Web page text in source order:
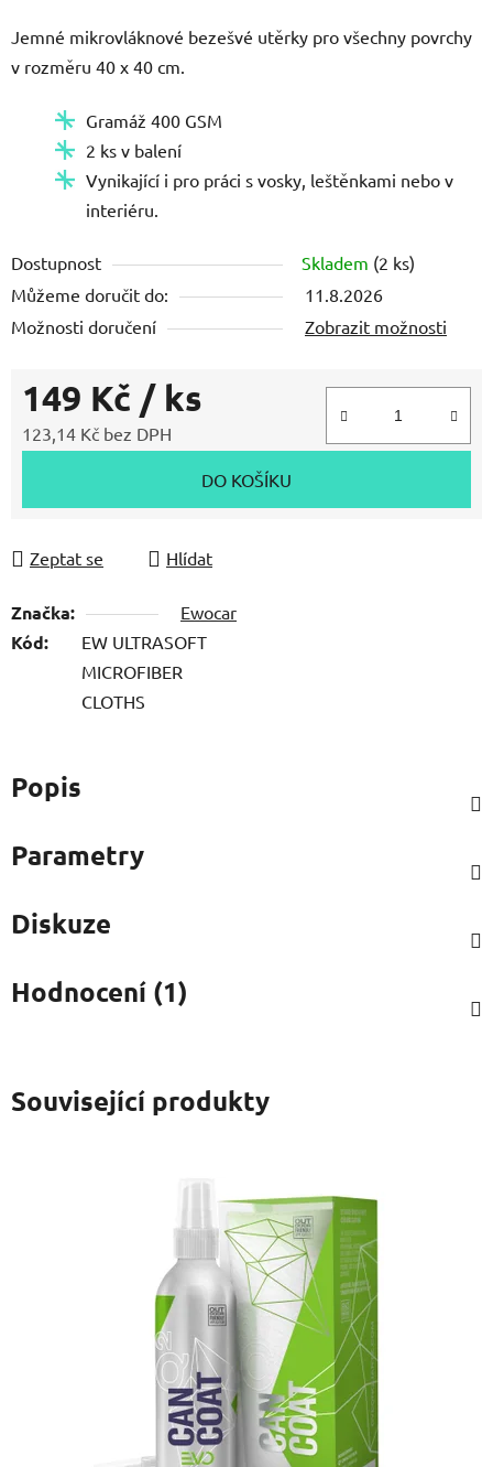
Jemné mikrovláknové bezešvé utěrky pro všechny povrchy
v rozměru 40 x 40 cm.
Gramáž 400 GSM
2 ks v balení
Vynikající i pro práci s vosky, leštěnkami nebo v
interiéru.
Dostupnost Skladem (2 ks)
Můžeme doručit do:
11.8.2026
Možnosti doručení
Zobrazit možnosti
149 Kč / ks
123,14 Kč bez DPH
DO KOŠÍKU
Zeptat se Hlídat
Značka: Ewocar
Kód:
EW ULTRASOFT
MICROFIBER
CLOTHS
Popis
Parametry
Diskuze
Hodnocení (1)
Související produkty